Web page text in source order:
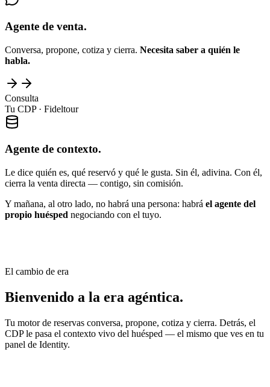
Agente de venta.
Conversa, propone, cotiza y cierra. Necesita saber a quién le
habla.
Consulta
Tu CDP · Fideltour
Agente de contexto.
Le dice quién es, qué reservó y qué le gusta. Sin él, adivina. Con él,
cierra la venta directa — contigo, sin comisión.
Y mañana, al otro lado, no habrá una persona: habrá el agente del
propio huésped negociando con el tuyo.
El cambio de era
Bienvenido a la era agéntica.
Tu motor de reservas conversa, propone, cotiza y cierra. Detrás, el
CDP le pasa el contexto vivo del huésped — el mismo que ves en tu
panel de Identity.